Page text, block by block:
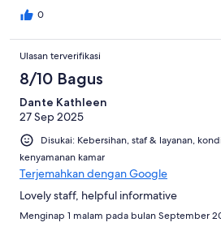
0
Ulasan terverifikasi
8/10 Bagus
Dante Kathleen
27 Sep 2025
Disukai: Kebersihan, staf & layanan,
kenyamanan kamar
Terjemahkan dengan Google
Lovely staff, helpful informative
Menginap 1 malam pada bulan September